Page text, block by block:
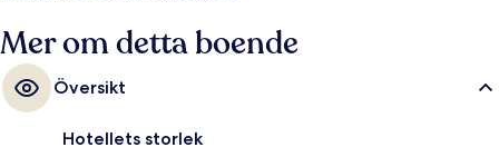
Mer om detta boende
Översikt
Hotellets storlek